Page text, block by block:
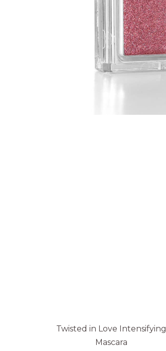
Twisted in Love Intensifying
Mascara